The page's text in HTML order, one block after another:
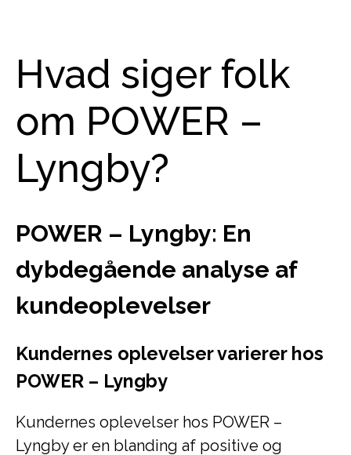
Hvad siger folk
om POWER –
Lyngby?
POWER – Lyngby: En
dybdegående analyse af
kundeoplevelser
Kundernes oplevelser varierer hos
POWER – Lyngby
Kundernes oplevelser hos POWER –
Lyngby er en blanding af positive og